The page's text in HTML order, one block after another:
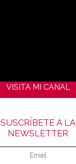
VISITA MI CANAL
SUSCRÍBETE A LA
NEWSLETTER